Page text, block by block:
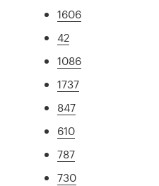
1606
42
1086
1737
847
610
787
730